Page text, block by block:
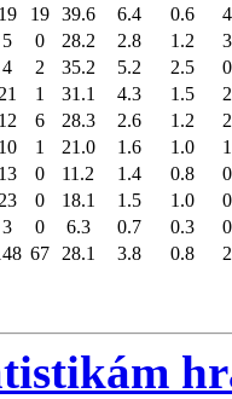
19 19 39.6 6.4 0.6
5 0 28.2 2.8 1.2
4 2 35.2 5.2 2.5
21 1 31.1 4.3 1.5
12 6 28.3 2.6 1.2
10 1 21.0 1.6 1.0
13 0 11.2 1.4 0.8
23 0 18.1 1.5 1.0
3 0 6.3 0.7 0.3
67 28.1 3.8 0.8